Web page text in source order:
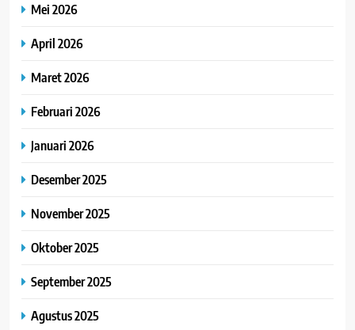
Mei 2026
April 2026
Maret 2026
Februari 2026
Januari 2026
Desember 2025
November 2025
Oktober 2025
September 2025
Agustus 2025